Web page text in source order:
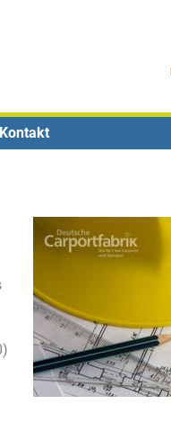
Kontakt